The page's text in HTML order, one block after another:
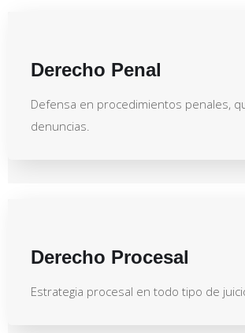
Derecho Penal
Defensa en procedimientos penales,
denuncias.
Derecho Procesal
Estrategia procesal en todo tipo de